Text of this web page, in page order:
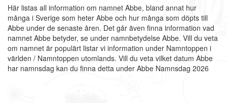
Här listas all information om namnet Abbe, bland annat hur
många i Sverige som heter Abbe och hur många som döpts till
Abbe under de senaste åren. Det går även finna information vad
namnet Abbe betyder, se under namnbetydelse Abbe. Vill du veta
om namnet är populärt listar vi information under Namntoppen i
världen / Namntoppen utomlands. Vill du veta vilket datum Abbe
har namnsdag kan du finna detta under Abbe Namnsdag 2026